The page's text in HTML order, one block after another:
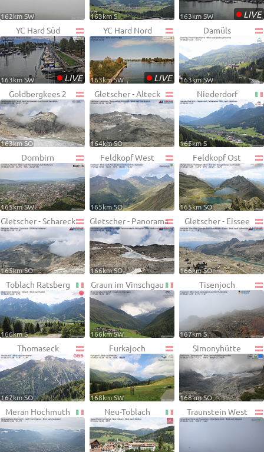
162km SW 163km S •LIVE
163km SW
YC Hard Süd
•LIVE
163km SW
YC Hard Nord
•LIVE
163km SW
Damüls
163km SW
Goldbergkees 2
163km SO
Gletscher - Alteck
164km SO
Niederdorf
165km S
Dornbirn
165km SW
Feldkopf West
165km SO
Feldkopf Ost
165km SO
Gletscher - Schareck
165km SO
Gletscher - Panorama
166km SO
Gletscher - Eissee
166km SO
Toblach Ratsberg
166km S
Graun im Vinschgau
166km SW
Tisenjoch
167km S
Thomaseck
167km SO
Furkajoch
168km SW
Simonyhütte
168km SO
Meran Hochmuth Neu-Toblach Traunstein West